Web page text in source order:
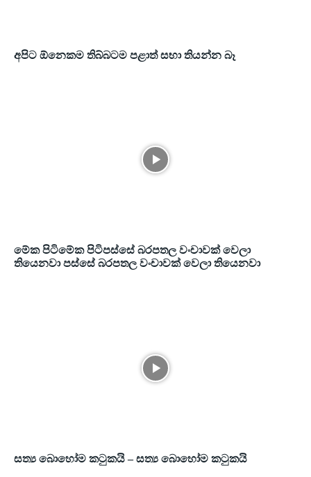
අපිට ඕනෙකම තිබ්බටම පළාත් සභා තියන්න බෑ
මේක පිටිමේක පිටිපස්සේ බරපතල වංචාවක් වෙලා
තියෙනවා පස්සේ බරපතල වංචාවක් වෙලා තියෙනවා
සත්‍ය බොහෝම කටුකයි – සත්‍ය බොහෝම කටුකයි